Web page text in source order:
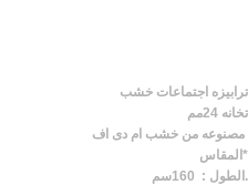
ترابيزه اجتماعات خشب
تخانه 24مم
مصنوعه من خشب ام دى اف
*المقاس
.الطول : 160سم